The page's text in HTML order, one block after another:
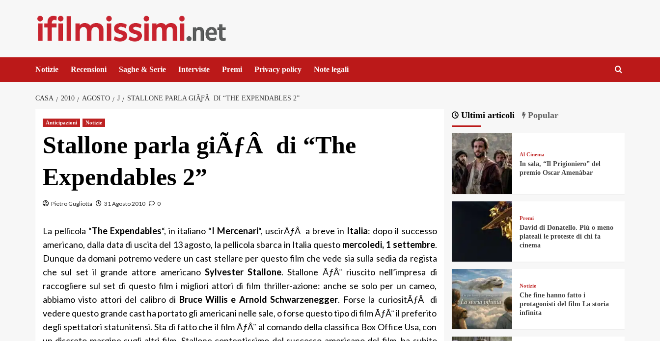
Notizie Recensioni Saghe & Serie Interviste Premi Privacy policy Note legali
CASA 2010 AGOSTO J STALLONE PARLA GIÃƑÂ DI “THE EXPENDABLES 2”
Anticipazioni Notizie
Stallone parla giÃƒÂ di “The
Expendables 2”
Pietro Gugliotta 31 Agosto 2010 0
La pellicola “The Expendables“, in italiano “I Mercenari“, uscirÃƒÂ a breve in Italia: dopo il successo
americano, dalla data di uscita del 13 agosto, la pellicola sbarca in Italia questo mercoledi, 1 settembre.
Dunque da domani potremo vedere un cast stellare per questo film che vede sia sulla sedia da regista
che sul set il grande attore americano Sylvester Stallone. Stallone ÃƒÂ¨ riuscito nell’impresa di
raccogliere sul set di questo film i migliori attori di film thriller-azione: anche se solo per un cameo,
abbiamo visto attori del calibro di Bruce Willis e Arnold Schwarzenegger. Forse la curiositÃƒÂ di
vedere questo grande cast ha portato gli americani nelle sale, o forse questo tipo di film ÃƒÂ¨ il preferito
degli spettatori statunitensi. Sta di fatto che il film ÃƒÂ¨ al comando della classifica Box Office Usa, con
Ultimi articoli Popular
Al Cinema
In sala, “Il Prigioniero” del
premio Oscar Amenàbar
Premi
David di Donatello. Più o meno
plateali le proteste di chi fa
cinema
Notizie
Che fine hanno fatto i
protagonisti del film La storia
infinita